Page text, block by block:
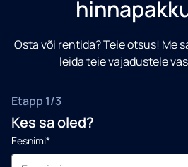
Osta või rentida? Teie otsus! Me
leida teie vajadustele
Etapp 1/3
Kes sa oled?
Eesnimi*